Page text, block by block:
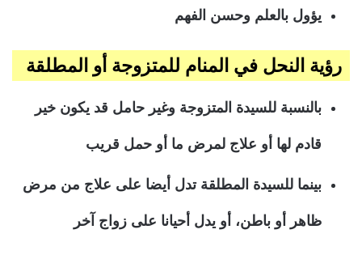
يؤول بالعلم وحسن الفهم
رؤية النحل في المنام للمتزوجة أو المطلقة
بالنسبة للسيدة المتزوجة وغير حامل قد يكون خير
قادم لها أو علاج لمرض ما أو حمل قريب
بينما للسيدة المطلقة تدل أيضا على علاج من مرض
ظاهر أو باطن، أو يدل أحيانا على زواج آخر